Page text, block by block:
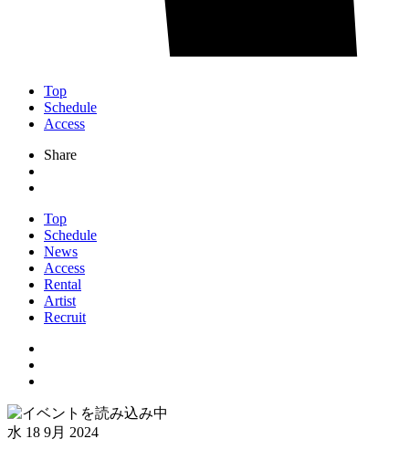
Top
Schedule
Access
Share
Top
Schedule
News
Access
Rental
Artist
Recruit
水 18 9月 2024